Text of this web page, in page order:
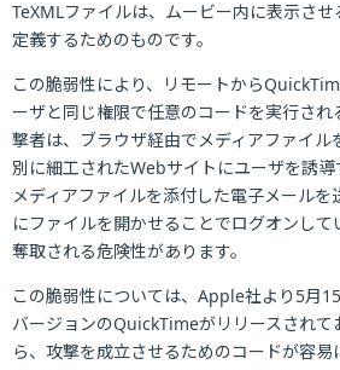
TeXMLファイルは、ムービー内に表示さ
定義するためのものです。
この脆弱性により、リモートから
ーザと同じ権限で任意のコードを実行さ
撃者は、ブラウザ経由でメディアファイ
別に細工されたWebサイトにユーザを誘
メディアファイルを添付した電子メール
にファイルを開かせることでログオンし
奪取される危険性があります。
この脆弱性については、Apple社より5月
バージョンのQuickTimeがリリースされて
ら、攻撃を成立させるためのコードが容